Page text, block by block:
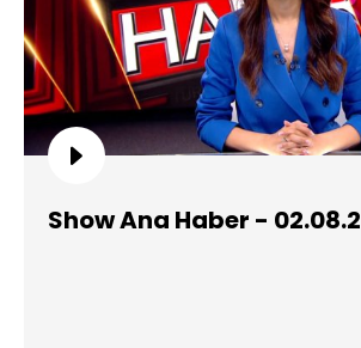
Show Ana Haber -